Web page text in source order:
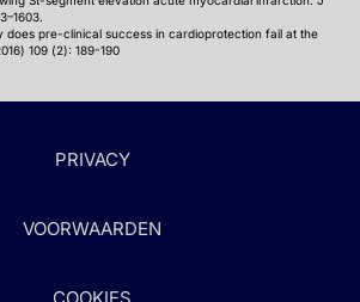
does pre-clinical success in cardioprotection fail at the
109 (2): 189-190
PRIVACY
VOORWAARDEN